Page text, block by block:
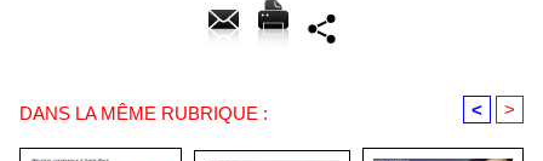
DANS LA MÊME RUBRIQUE : < >